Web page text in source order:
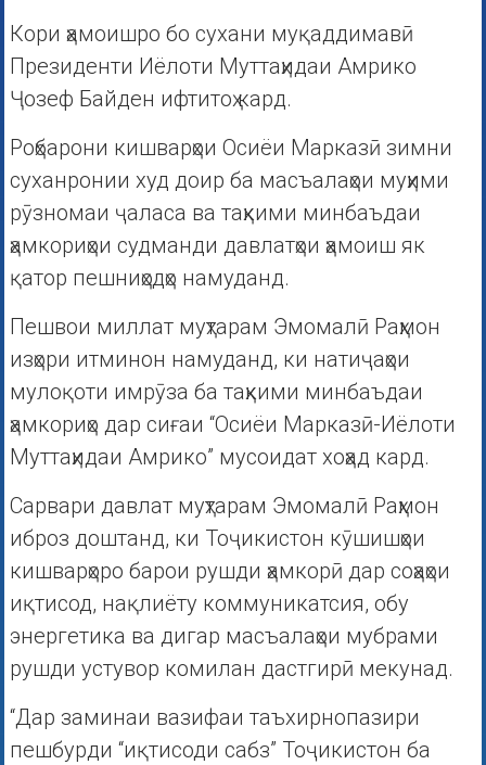
Кори ҳамоишро бо сухани муқаддимавӣ
Президенти Иёлоти Муттаҳидаи Амрико
Ҷозеф Байден ифтитоҳ кард.
Роҳбарони кишварҳои Осиёи Марказӣ зимни
суханронии худ доир ба масъалаҳои муҳими
рӯзномаи ҷаласа ва таҳкими минбаъдаи
ҳамкориҳои судманди давлатҳои ҳамоиш як
қатор пешниҳодҳо намуданд.
Пешвои миллат муҳтарам Эмомалӣ Раҳмон
изҳори итминон намуданд, ки натиҷаҳои
мулоқоти имрӯза ба таҳкими минбаъдаи
ҳамкориҳо дар сиғаи “Осиёи Марказӣ-Иёлоти
Муттаҳидаи Амрико” мусоидат хоҳад кард.
Сарвари давлат муҳтарам Эмомалӣ Раҳмон
иброз доштанд, ки Тоҷикистон кӯшишҳои
кишварҳоро барои рушди ҳамкорӣ дар соҳаҳои
иқтисод, нақлиёту коммуникатсия, обу
энергетика ва дигар масъалаҳои мубрами
рушди устувор комилан дастгирӣ мекунад.
“Дар заминаи вазифаи таъхирнопазири
пешбурди “иқтисоди сабз” Тоҷикистон ба